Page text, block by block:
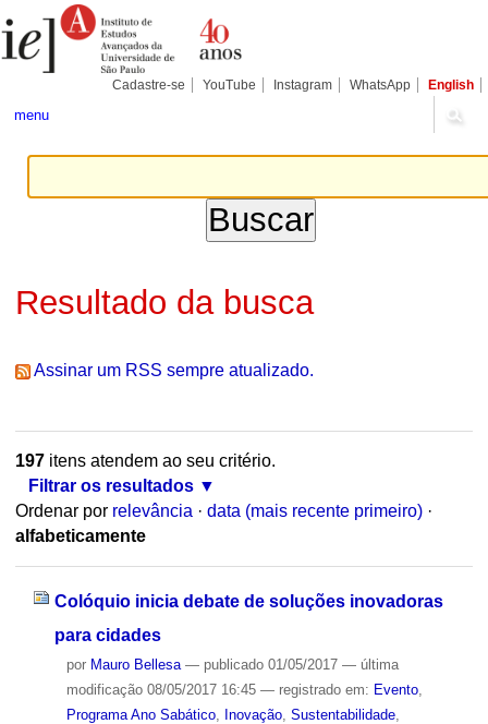
para
conteúdo.
Pessoais
Cadastre-se YouTube Instagram WhatsApp English
menu
Resultado da busca
Assinar um RSS sempre atualizado.
197itens atendem ao seu critério.
Filtrar os resultados
Ordenar por relevância · data (mais recente primeiro) ·
alfabeticamente
Colóquio inicia debate de soluções inovadoras
para cidades
por Mauro Bellesa — publicado01/05/2017 — última
modificação08/05/2017 16:45 — registrado em: Evento,
Programa Ano Sabático, Inovação, Sustentabilidade,